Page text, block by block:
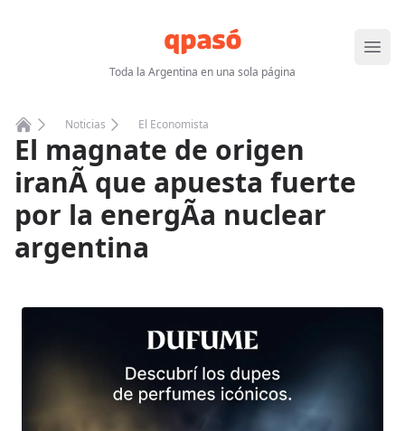
Toda la Argentina en una sola página
Abrir
Home
Noticias El Economista
El magnate de origen
iranÃ­ que apuesta fuerte
por la energÃ­a nuclear
argentina